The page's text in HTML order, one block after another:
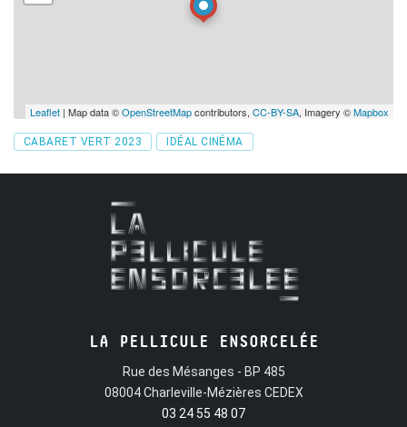
Liste des épisodes : Christine and the Queens, Nina
The Weather Girls, Caroline Loeb, Nina Hagen et Janis
Joplin.
Leaflet | Map data ©OpenStreetMapcontributors, CC-BY-SA, Imagery ©Mapbox
Tags
CABARET VERT 2023 IDÉAL CINÉMA
LA PELLICULE ENSORCELÉE
Rue des Mésanges - BP 485
08004 Charleville-Mézières CEDEX
03 24 55 48 07